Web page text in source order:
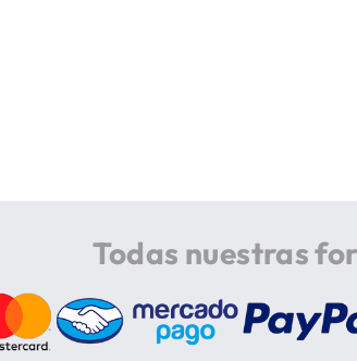
Todas nuestras